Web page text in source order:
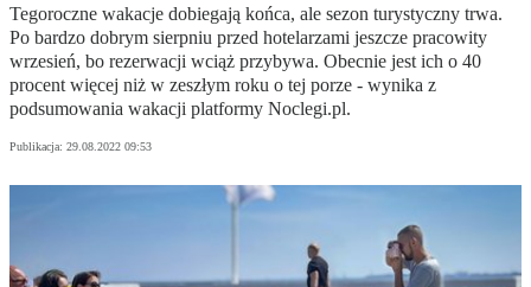
Tegoroczne wakacje dobiegają końca, ale sezon turystyczny trwa.
Po bardzo dobrym sierpniu przed hotelarzami jeszcze pracowity
wrzesień, bo rezerwacji wciąż przybywa. Obecnie jest ich o 40
procent więcej niż w zeszłym roku o tej porze - wynika z
podsumowania wakacji platformy Noclegi.pl.
Publikacja: 29.08.2022 09:53